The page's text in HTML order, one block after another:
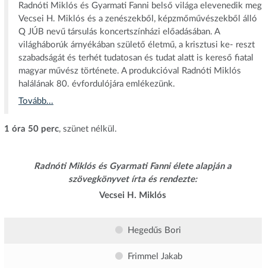
Radnóti Miklós és Gyarmati Fanni belső világa elevenedik meg
Vecsei H. Miklós és a zenészekből, képzmőművészekből álló
Q JÚB nevű társulás koncertszínházi előadásában. A
világháborúk árnyékában születő életmű, a krisztusi ke- reszt
szabadságát és terhét tudatosan és tudat alatt is kereső fiatal
magyar művész története. A produkcióval Radnóti Miklós
halálának 80. évfordulójára emlékezünk.
Tovább...
1 óra 50 perc, szünet nélkül.
Radnóti Miklós és Gyarmati Fanni élete alapján a
szövegkönyvet írta és rendezte:
Vecsei H. Miklós
Hegedűs Bori
Frimmel Jakab